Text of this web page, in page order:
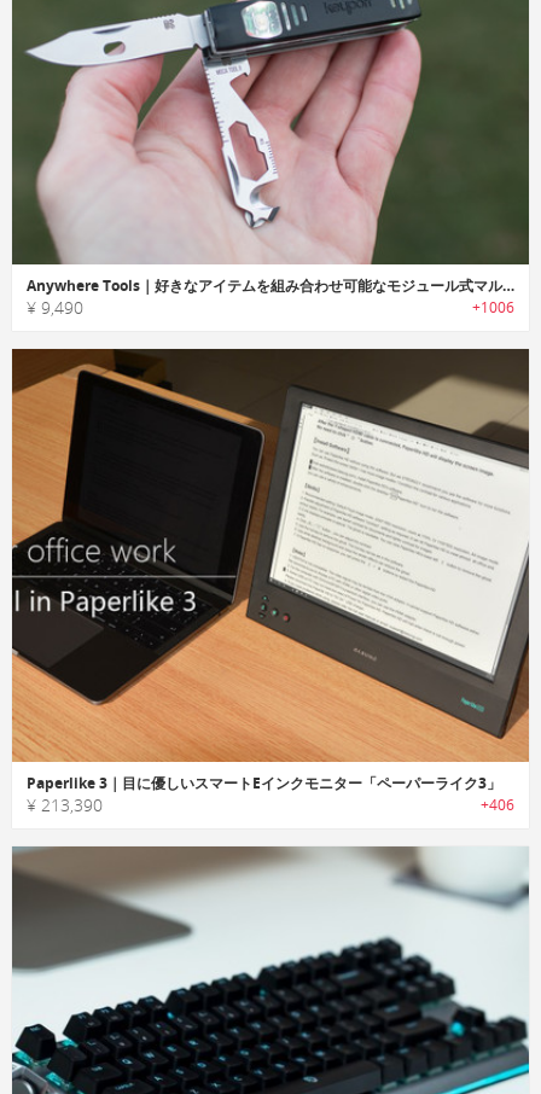
Anywhere Tools｜好きなアイテムを組み合わせ可能なモジュール式マルチツール「エニーウェアツール」
¥ 9,490 +1006
Paperlike 3｜目に優しいスマートEインクモニター「ペーパーライク3」
¥ 213,390 +406